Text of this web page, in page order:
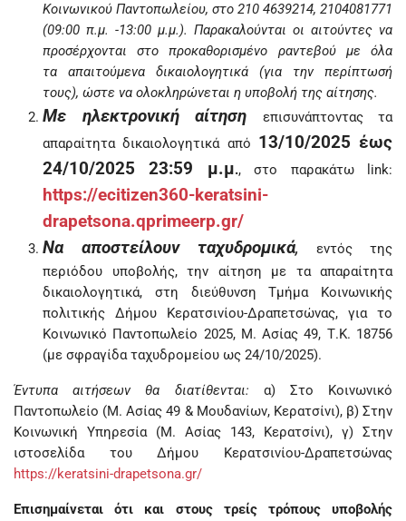
Κοινωνικού Παντοπωλείου, στο 210 4639214, 2104081771
(09:00 π.μ. -13:00 μ.μ.). Παρακαλούνται οι αιτούντες να
προσέρχονται στο προκαθορισμένο ραντεβού με όλα
τα απαιτούμενα δικαιολογητικά (για την περίπτωσή
τους), ώστε να ολοκληρώνεται η υποβολή της αίτησης.
Mε ηλεκτρονική αίτηση
επισυνάπτοντας τα
απαραίτητα δικαιολογητικά από 13/10/2025 έως
24/10/2025 23:59 μ.μ., στο παρακάτω link:
https://ecitizen360-keratsini-
drapetsona.qprimeerp.gr/
Να αποστείλουν ταχυδρομικά,
εντός της
περιόδου υποβολής, την αίτηση με τα απαραίτητα
δικαιολογητικά, στη διεύθυνση Τμήμα Κοινωνικής
πολιτικής Δήμου Κερατσινίου-Δραπετσώνας, για το
Κοινωνικό Παντοπωλείο 2025, Μ. Ασίας 49, Τ.Κ. 18756
(με σφραγίδα ταχυδρομείου ως 24/10/2025).
Έντυπα αιτήσεων θα διατίθενται: α) Στο Κοινωνικό
Παντοπωλείο (Μ. Ασίας 49 & Μουδανίων, Κερατσίνι), β) Στην
Κοινωνική Υπηρεσία (Μ. Ασίας 143, Κερατσίνι), γ) Στην
ιστοσελίδα του Δήμου Κερατσινίου-Δραπετσώνας
https://keratsini-drapetsona.gr/
Επισημαίνεται ότι και στους τρείς τρόπους υποβολής